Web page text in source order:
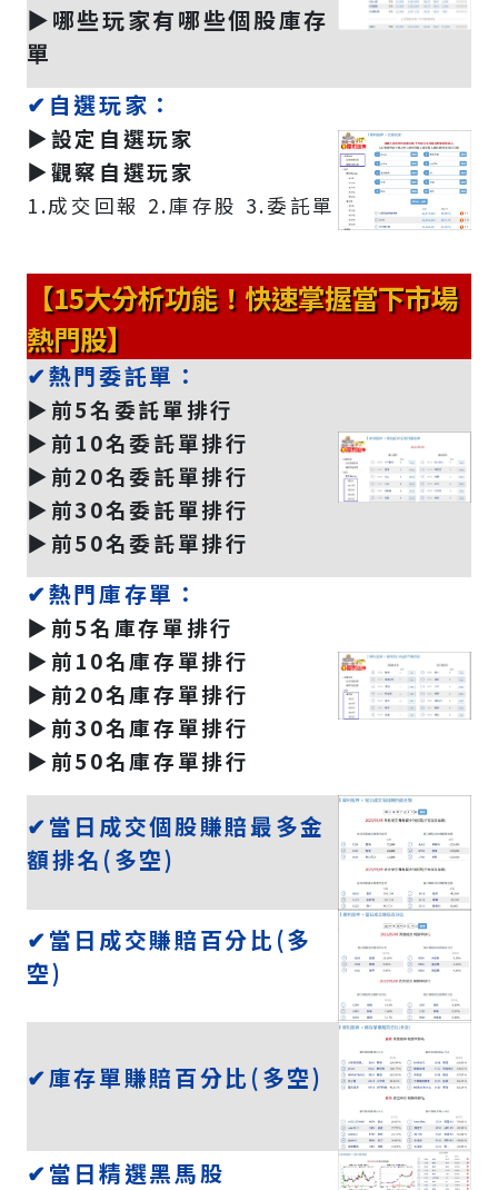
▶️哪些玩家有哪些個股庫存
單
✔自選玩家：
▶️設定自選玩家
▶️觀察自選玩家
1.成交回報 2.庫存股 3.委託單
【15大分析功能！快速掌握當下市場
熱門股】
✔熱門委託單：
▶️前5名委託單排行
▶️前10名委託單排行
▶️前20名委託單排行
▶️前30名委託單排行
▶️前50名委託單排行
✔熱門庫存單：
▶️前5名庫存單排行
▶️前10名庫存單排行
▶️前20名庫存單排行
▶️前30名庫存單排行
▶️前50名庫存單排行
✔當日成交個股賺賠最多金
額排名(多空)
✔當日成交賺賠百分比(多
空)
✔庫存單賺賠百分比(多空)
✔當日精選黑馬股